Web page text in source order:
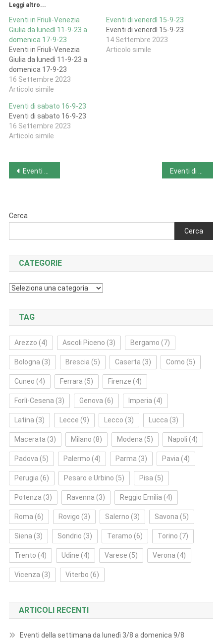
Leggi altro...
Eventi in Friuli-Venezia
Giulia da lunedì 11-9-23 a
domenica 17-9-23
Eventi in Friuli-Venezia
Giulia da lunedì 11-9-23 a
domenica 17-9-23
16 Settembre 2023
Articolo simile
Eventi di venerdì 15-9-23
Eventi di venerdì 15-9-23
14 Settembre 2023
Articolo simile
Eventi di sabato 16-9-23
Eventi di sabato 16-9-23
16 Settembre 2023
Articolo simile
Navigazione
Eventi di sabato 16-9-23
Cerca
Cerca
CATEGORIE
Categorie
TAG
Arezzo (4) Ascoli Piceno (3) Bergamo (7)
Bologna (3) Brescia (5) Caserta (3) Como (5)
Cuneo (4) Ferrara (5) Firenze (4)
Forlì‑Cesena (3) Genova (6) Imperia (4)
Latina (3) Lecce (9) Lecco (3) Lucca (3)
Macerata (3) Milano (8) Modena (5) Napoli (4)
Padova (5) Palermo (4) Parma (3) Pavia (4)
Perugia (6) Pesaro e Urbino (5) Pisa (5)
Potenza (3) Ravenna (3) Reggio Emilia (4)
Roma (6) Rovigo (3) Salerno (3) Savona (5)
Siena (3) Sondrio (3) Teramo (6) Torino (7)
Trento (4) Udine (4) Varese (5) Verona (4)
Vicenza (3) Viterbo (6)
ARTICOLI RECENTI
Eventi della settimana da lunedì 3/8 a domenica 9/8